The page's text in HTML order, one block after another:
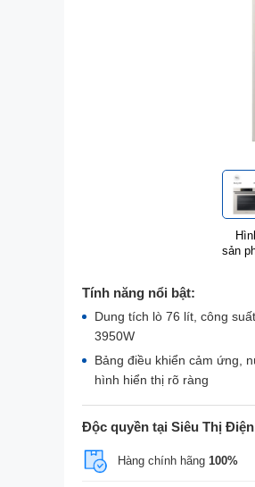
sản
Tính năng nổi bật:
Dung tích lò 76 lít, công
3950W
Bảng điều khiển cảm ứng,
hình hiển thị rõ ràng
Độc quyền tại Siêu Thị
Hàng chính hãng 100%